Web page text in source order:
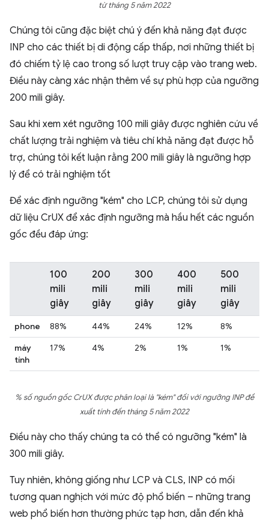
từ tháng 5 năm 2022
Chúng tôi cũng đặc biệt chú ý đến khả năng đạt được
INP cho các thiết bị di động cấp thấp, nơi những thiết bị
đó chiếm tỷ lệ cao trong số lượt truy cập vào trang web.
Điều này càng xác nhận thêm về sự phù hợp của ngưỡng
200 mili giây.
Sau khi xem xét ngưỡng 100 mili giây được nghiên cứu về
chất lượng trải nghiệm và tiêu chí khả năng đạt được hỗ
trợ, chúng tôi kết luận rằng 200 mili giây là ngưỡng hợp
lý để có trải nghiệm tốt
Để xác định ngưỡng "kém" cho LCP, chúng tôi sử dụng
dữ liệu CrUX để xác định ngưỡng mà hầu hết các nguồn
gốc đều đáp ứng:
100
mili
giây
200
mili
giây
300
mili
giây
400
mili
giây
500
mili
giây
phone 88% 44% 24% 12%
8%
máy
tính
17% 4% 2% 1% 1%
% số nguồn gốc CrUX được phân loại là "kém" đối với ngưỡng INP đề
xuất tính đến tháng 5 năm 2022
Điều này cho thấy chúng ta có thể có ngưỡng "kém" là
300 mili giây.
Tuy nhiên, không giống như LCP và CLS, INP có mối
tương quan nghịch với mức độ phổ biến – những trang
web phổ biến hơn thường phức tạp hơn, dẫn đến khả